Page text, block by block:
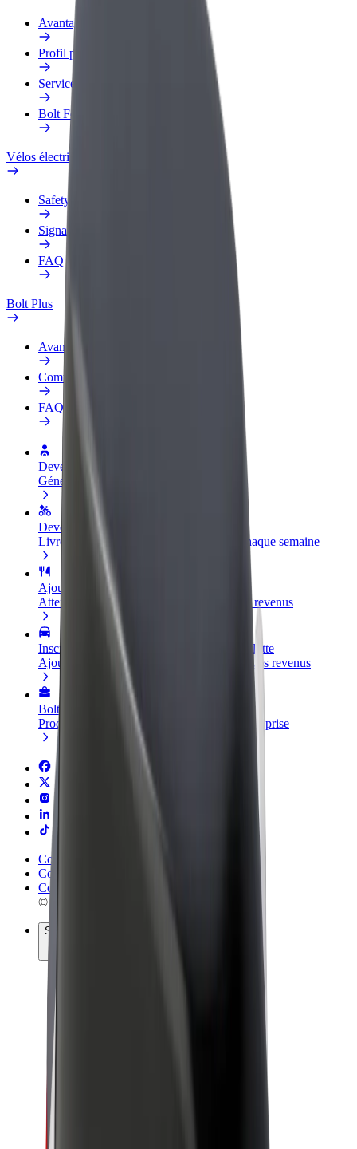
Avantages
Profil professionnel
Services
Bolt Food pour les entreprises
Vélos électriques
Safety Lab
Signaler un problème
FAQ
Bolt Plus
Avantages
Comment s'inscrire
FAQ
Devenir partenaire chauffeur
Générez des revenus selon vos conditions
Devenir livreur
Livrez des repas et générez des revenus chaque semaine
Ajouter un restaurant ou un magasin
Atteignez plus de clients et augmentez vos revenus
Inscrivez-vous en tant que propriétaire de flotte
Ajoutez votre flotte sur Bolt et augmentez vos revenus
Bolt for Business
Produits et services Bolt adaptés à votre entreprise
Conditions générales
Confidentialité
Cookies
© 2026 Bolt Technology OÜ
Services